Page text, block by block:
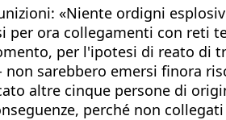
«Niente ordigni
ora collegamenti con reti
per l'ipotesi di reato di
sarebbero emersi finora
altre cinque persone di
perché non